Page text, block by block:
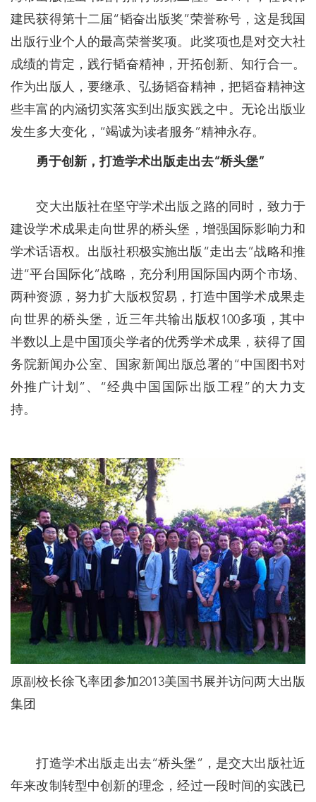
建民获得第十二届“韬奋出版奖”荣誉称号，这是我国
出版行业个人的最高荣誉奖项。此奖项也是对交大社
成绩的肯定，践行韬奋精神，开拓创新、知行合一。
作为出版人，要继承、弘扬韬奋精神，把韬奋精神这
些丰富的内涵切实落实到出版实践之中。无论出版业
发生多大变化，“竭诚为读者服务”精神永存。
勇于创新，打造学术出版走出去“桥头堡”
交大出版社在坚守学术出版之路的同时，致力于
建设学术成果走向世界的桥头堡，增强国际影响力和
学术话语权。出版社积极实施出版“走出去”战略和推
进“平台国际化”战略，充分利用国际国内两个市场、
两种资源，努力扩大版权贸易，打造中国学术成果走
向世界的桥头堡，近三年共输出版权100多项，其中
半数以上是中国顶尖学者的优秀学术成果，获得了国
务院新闻办公室、国家新闻出版总署的“中国图书对
外推广计划”、“经典中国国际出版工程”的大力支
持。
原副校长徐飞率团参加2013美国书展并访问两大出版
集团
打造学术出版走出去“桥头堡”，是交大出版社近
年来改制转型中创新的理念，经过一段时间的实践已